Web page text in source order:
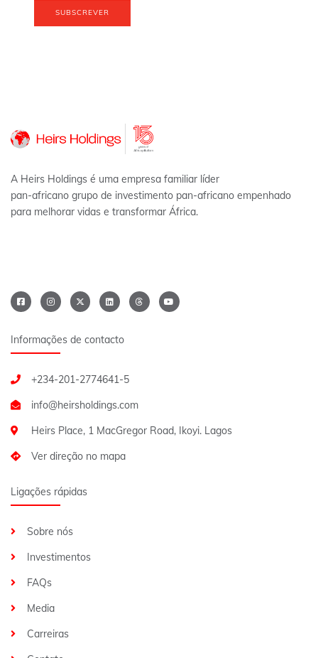
SUBSCREVER
A Heirs Holdings é uma empresa familiar líder
pan-africano grupo de investimento pan-africano empenhado
para melhorar vidas e transformar África.
Informações de contacto
+234-201-2774641-5
Heirs Place, 1 MacGregor Road, Ikoyi. Lagos
Ver direção no mapa
Ligações rápidas
Sobre nós
Investimentos
FAQs
Media
Carreiras